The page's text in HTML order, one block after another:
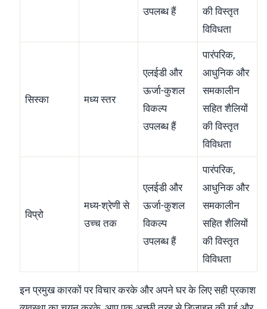
उपलब्ध हैं
की विस्तृत
विविधता
सिस्का मध्य स्तर
एलईडी और
ऊर्जा-कुशल
विकल्प
उपलब्ध हैं
पारंपरिक,
आधुनिक और
समकालीन
सहित शैलियों
की विस्तृत
विविधता
विप्रो
मध्य-श्रेणी से
उच्च तक
एलईडी और
ऊर्जा-कुशल
विकल्प
उपलब्ध हैं
पारंपरिक,
आधुनिक और
समकालीन
सहित शैलियों
की विस्तृत
विविधता
इन प्रमुख कारकों पर विचार करके और अपने घर के लिए सही प्रकाश